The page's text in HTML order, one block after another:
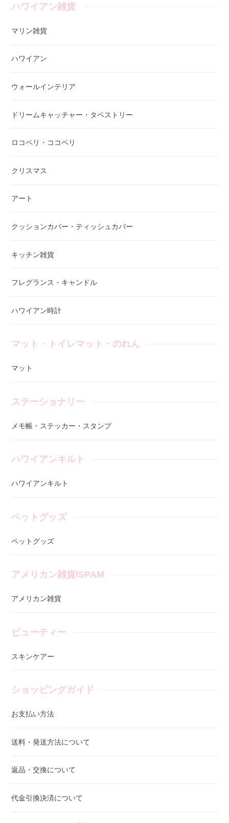
ハワイアン雑貨
マリン雑貨
ハワイアン
ウォールインテリア
ドリームキャッチャー・タペストリー
ロコペリ・ココペリ
クリスマス
アート
クッションカバー・ティッシュカバー
キッチン雑貨
フレグランス・キャンドル
ハワイアン時計
マット・トイレマット・のれん
マット
ステーショナリー
メモ帳・ステッカー・スタンプ
ハワイアンキルト
ハワイアンキルト
ペットグッズ
ペットグッズ
アメリカン雑貨/SPAM
アメリカン雑貨
ビューティー
スキンケアー
ショッピングガイド
お支払い方法
送料・発送方法について
返品・交換について
代金引換決済について